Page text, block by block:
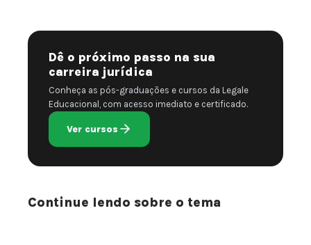
Dê o próximo passo na sua
carreira jurídica
Conheça as pós-graduações e cursos da Legale
Educacional, com acesso imediato e certificado.
Ver cursos
Continue lendo sobre o tema